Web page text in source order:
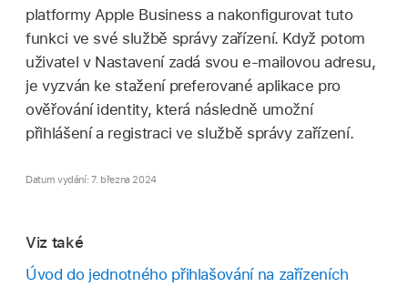
platformy Apple Businessa nakonfigurovattuto
funkci ve své službě správy zařízení. Když potom
uživatel v Nastavení zadá svou e‑mailovou adresu,
je vyzván ke stažení preferované aplikace pro
ověřování identity, která následně umožní
přihlášení a registraci ve službě správy zařízení.
Datum vydání: 7. března 2024
Viz také
Úvod do jednotného přihlašování na zařízeních